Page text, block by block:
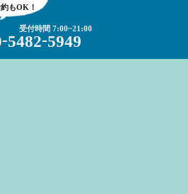
もOK！
受付時間 7:00~21:00
-5482-5949